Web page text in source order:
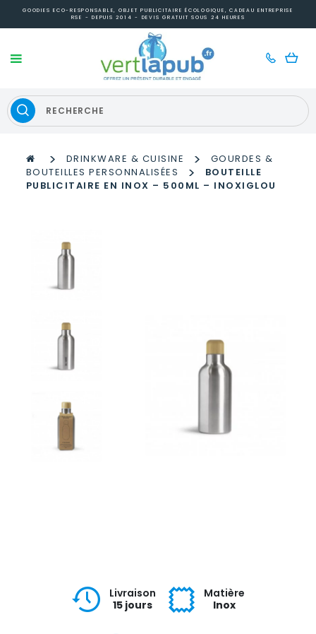
GOODIES ECO-RESPONSABLE, OBJET PUBLICITAIRE ÉCOLOGIQUE, CADEAU ENTREPRISE
RSE - DEPUIS 2014 - DEVIS GRATUIT SOUS 24 HEURES
> DRINKWARE & CUISINE >
GOURDES &
BOUTEILLES PERSONNALISÉES
>
BOUTEILLE
PUBLICITAIRE EN INOX – 500ML – INOXIGLOU
Livraison
15 jours
Matière
Inox